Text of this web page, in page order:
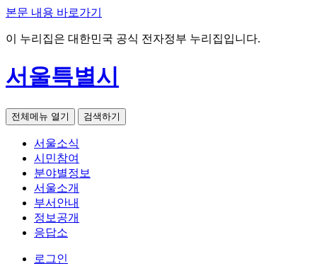
본문 내용 바로가기
이 누리집은 대한민국 공식 전자정부 누리집입니다.
서울특별시
전체메뉴 열기 검색하기
서울소식
시민참여
분야별정보
서울소개
부서안내
정보공개
응답소
로그인